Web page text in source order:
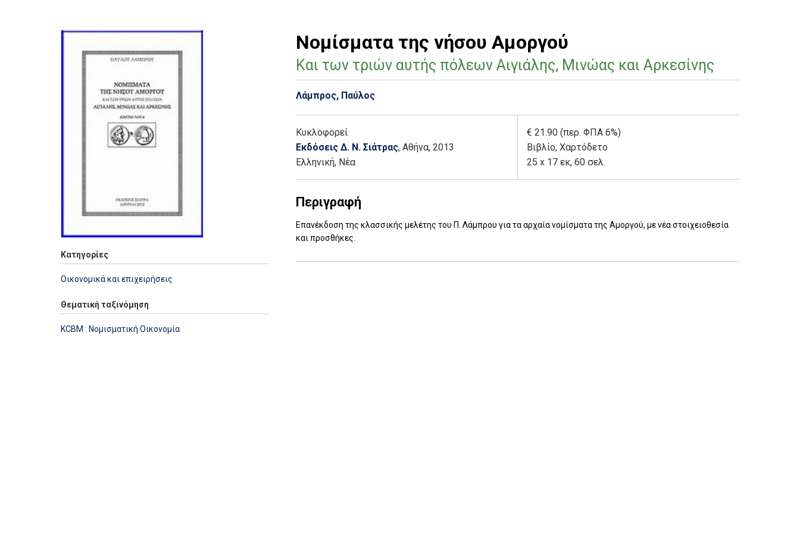
Κατηγορίες
Οικονομικά και επιχειρήσεις
Θεματική ταξινόμηση
KCBM : Νομισματική Οικονομία
Νομίσματα της νήσου Αμοργού
Και των τριών αυτής πόλεων Αιγιάλης, Μινώας και Αρκεσίνης
Λάμπρος, Παύλος
Κυκλοφορεί
Εκδόσεις Δ. Ν. Σιάτρας, Αθήνα, 2013
Ελληνική, Νέα
€ 21.90 (περ. ΦΠΑ 6%)
Βιβλίο, Χαρτόδετο
25 x 17 εκ, 60 σελ.
Περιγραφή
Eπανέκδοση της κλασσικής μελέτης του Π. Λάμπρου για τα αρχαία νομίσματα της Αμοργού, με νέα στοιχειοθεσία
και προσθήκες.